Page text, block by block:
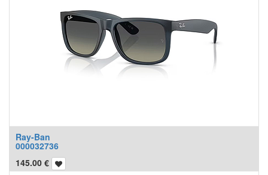
Ray-Ban
000032736
145.00 €